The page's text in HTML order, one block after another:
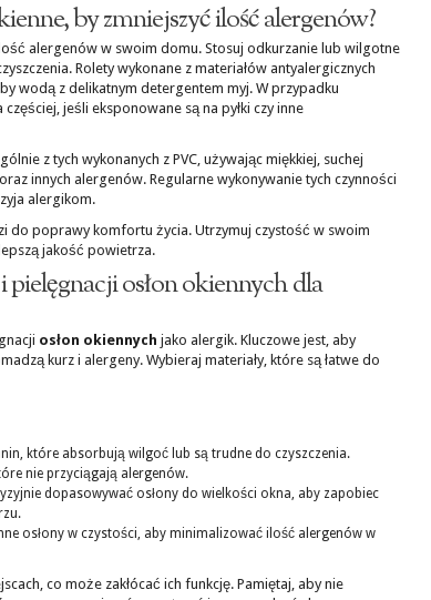
by zmniejszyć ilość alergenów?
alergenów w swoim domu. Stosuj odkurzanie lub wilgotne
Rolety wykonane z materiałów antyalergicznych
wodą z delikatnym detergentem myj. W przypadku
jeśli eksponowane są na pyłki czy inne
z tych wykonanych z PVC, używając miękkiej, suchej
innych alergenów. Regularne wykonywanie tych czynności
alergikom.
do poprawy komfortu życia. Utrzymuj czystość w swoim
jakość powietrza.
pielęgnacji osłon okiennych dla
osłon okiennych jako alergik. Kluczowe jest, aby
kurz i alergeny. Wybieraj materiały, które są łatwe do
które absorbują wilgoć lub są trudne do czyszczenia.
nie przyciągają alergenów.
dopasowywać osłony do wielkości okna, aby zapobiec
osłony w czystości, aby minimalizować ilość alergenów w
co może zakłócać ich funkcję. Pamiętaj, aby nie